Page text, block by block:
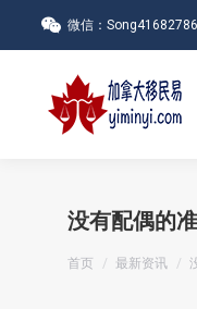
微信：
没有配偶的
您在这里：
首页 最新资讯